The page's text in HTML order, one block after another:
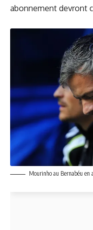
abonnement devront
Mourinho au Bernabéu en